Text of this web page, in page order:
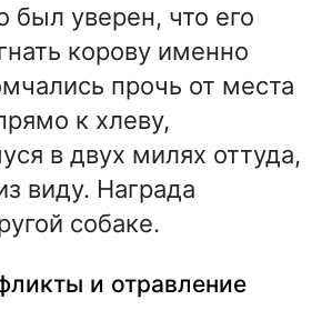
был уверен, что его
корову именно
прочь от места
к хлеву,
в двух милях оттуда,
виду. Награда
собаке.
и отравление